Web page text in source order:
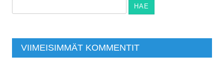
VIIMEISIMMÄT KOMMENTIT